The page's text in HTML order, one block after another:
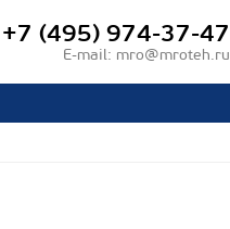
+7 (495) 974-37-47
E-mail: mro@mroteh.ru